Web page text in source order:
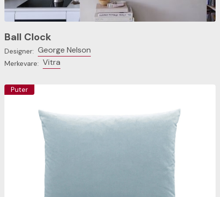
Ball Clock
Designer: George Nelson
Merkevare: Vitra
Puter